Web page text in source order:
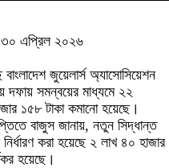
৩০ এপ্রিল ২০২৬
জুয়েলার্স অ্যাসোসিয়েশন
দফায় সমন্বয়ের মাধ্যমে ২২
১৫৮ টাকা কমানো হয়েছে।
বাজুস জানায়, নতুন সিদ্ধান্ত
করা হয়েছে ২ লাখ ৪০ হাজার
হয়েছে।